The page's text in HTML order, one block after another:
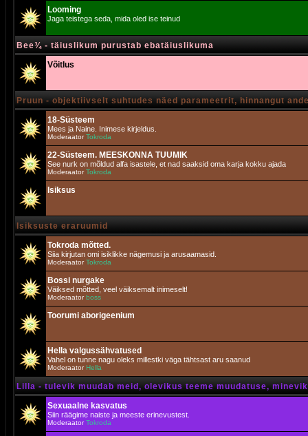
Looming
Jaga teistega seda, mida oled ise teinud
Bee¾ - täiuslikum purustab ebatäiuslikuma
Võitlus
Pruun - objektiivselt suhtudes näed parameetrit, hinnangut
18-Süsteem
Mees ja Naine. Inimese kirjeldus.
ModeraatorTokroda
22-Süsteem. MEESKONNA TUUMIK
See nurk on mõldud alfa isastele, et nad saaksid oma karja kokku ajada
ModeraatorTokroda
Isiksus
Isiksuste eraruumid
Tokroda mõtted.
Siia kirjutan omi isiklikke nägemusi ja arusaamasid.
ModeraatorTokroda
Bossi nurgake
Väiksed mõtted, veel väiksemalt inimeselt!
Moderaatorboss
Toorumi aborigeenium
Hella valgussähvatused
Vahel on tunne nagu oleks millestki väga tähtsast aru saanud
Moderaator Hella
Lilla - tulevik muudab meid, olevikus teeme muudatuse,
Sexuaalne kasvatus
Siin räägime naiste ja meeste erinevustest.
ModeraatorTokroda